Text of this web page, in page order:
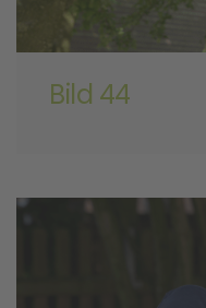
Bild 44